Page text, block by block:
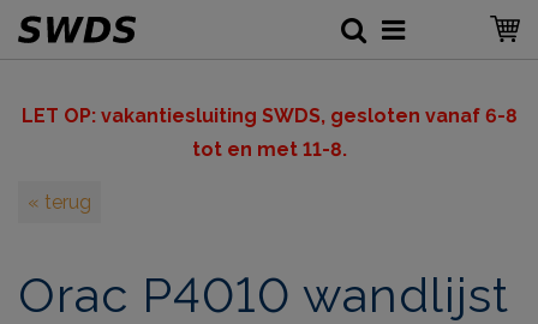
LET OP: vakantiesluiting SWDS, gesloten vanaf 6-8
tot en met 11-8.
« terug
Orac P4010 wandlijst